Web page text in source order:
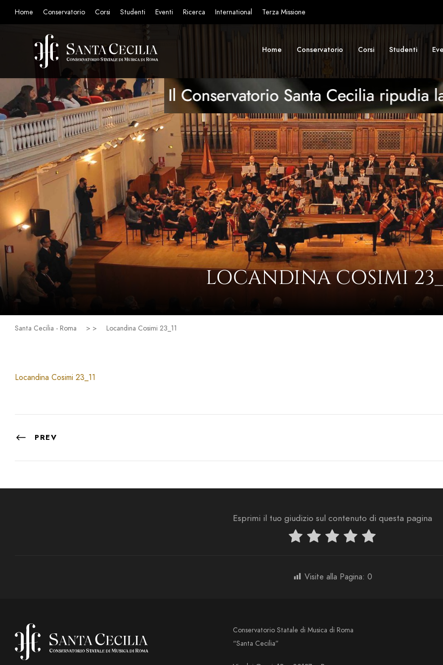
Home Conservatorio Corsi Studenti Eventi Ricerca International Terza Missione
Home Conservatorio Corsi Studenti
LOCANDINA COSIMI
Santa Cecilia - Roma > > Locandina Cosimi 23_11
Locandina Cosimi 23_11
PREV
Esprimi il tuo giudizio sul contenuto di questa pagina
Visite alla Pagina: 0
Conservatorio Statale di Musica di Roma
“Santa Cecilia”